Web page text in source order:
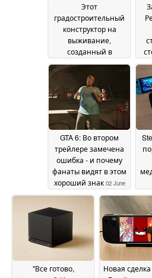
Этот
градостроительный
конструктор на
выживание,
созданный в
доисторические
времена,
полюбившийся 86%
игроков, продается
со скидкой 50% в
Steam 04 June 2026
GTA 6: Во втором
трейлере замечена
ошибка - и почему
фанаты видят в этом
хороший знак 02 June
2026
"Все готово,
Новая